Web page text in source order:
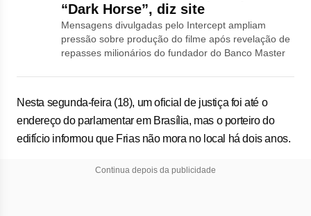
“Dark Horse”, diz site
Mensagens divulgadas pelo Intercept ampliam
pressão sobre produção do filme após revelação de
repasses milionários do fundador do Banco Master
Nesta segunda-feira (18), um oficial de justiça foi até o
endereço do parlamentar em Brasília, mas o porteiro do
edifício informou que Frias não mora no local há dois anos.
Continua depois da publicidade